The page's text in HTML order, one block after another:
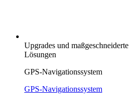
Upgrades und maßgeschneiderte
Lösungen
GPS-Navigationssystem
GPS-Navigationssystem